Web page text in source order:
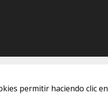
permitir haciendo clic en